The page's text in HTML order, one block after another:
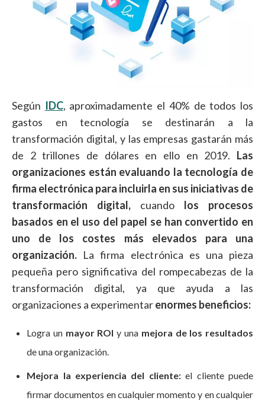
Según IDC, aproximadamente el 40% de todos los
gastos en tecnología se destinarán a la
transformación digital, y las empresas gastarán más
de 2 trillones de dólares en ello en 2019. Las
organizaciones están evaluando la tecnología de
firma electrónica para incluirla en sus iniciativas de
transformación digital, cuando los procesos
basados en el uso del papel se han convertido en
uno de los costes más elevados para una
organización. La firma electrónica es una pieza
pequeña pero significativa del rompecabezas de la
transformación digital, ya que ayuda a las
organizaciones a experimentarenormes beneficios:
Logra un mayor ROI y una mejora de los resultados
de una organización.
Mejora la experiencia del cliente:el cliente puede
firmar documentos en cualquier momento y en cualquier